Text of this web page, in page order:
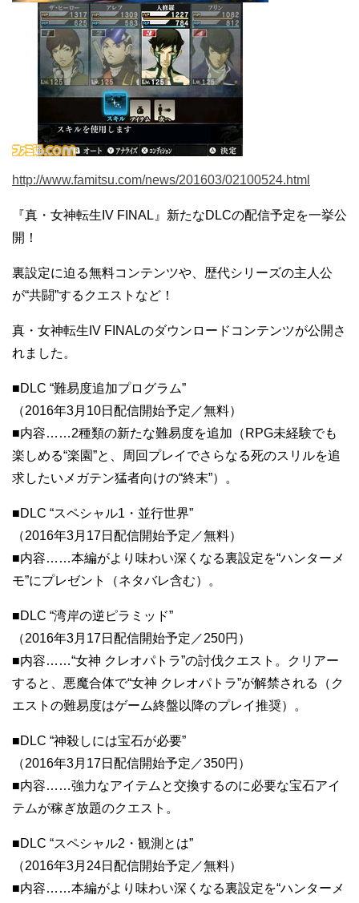
http://www.famitsu.com/news/201603/02100524.html
『真・女神転生IV FINAL』新たなDLCの配信予定を一挙公
開！
裏設定に迫る無料コンテンツや、歴代シリーズの主人公
が“共闘”するクエストなど！
真・女神転生IV FINALのダウンロードコンテンツが公開さ
れました。
■DLC “難易度追加プログラム”
（2016年3月10日配信開始予定／無料）
■内容……2種類の新たな難易度を追加（RPG未経験でも
楽しめる“楽園”と、周回プレイでさらなる死のスリルを追
求したいメガテン猛者向けの“終末”）。
■DLC “スペシャル1・並行世界”
（2016年3月17日配信開始予定／無料）
■内容……本編がより味わい深くなる裏設定を“ハンターメ
モ”にプレゼント（ネタバレ含む）。
■DLC “湾岸の逆ピラミッド”
（2016年3月17日配信開始予定／250円）
■内容……“女神 クレオパトラ”の討伐クエスト。クリアー
すると、悪魔合体で“女神 クレオパトラ”が解禁される（ク
エストの難易度はゲーム終盤以降のプレイ推奨）。
■DLC “神殺しには宝石が必要”
（2016年3月17日配信開始予定／350円）
■内容……強力なアイテムと交換するのに必要な宝石アイ
テムが稼ぎ放題のクエスト。
■DLC “スペシャル2・観測とは”
（2016年3月24日配信開始予定／無料）
■内容……本編がより味わい深くなる裏設定を“ハンターメ